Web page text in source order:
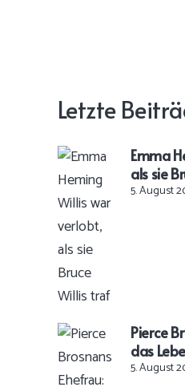
Letzte
Emma
als sie
5. August
Pierce
das
5. August